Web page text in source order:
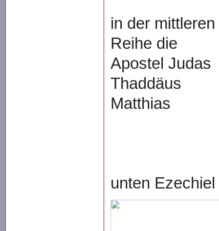
in der mittleren
Reihe die
Apostel Judas
Thaddäus
Matthias
unten